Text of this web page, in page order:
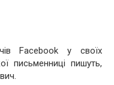
Facebook у своїх
письменниці пишуть,